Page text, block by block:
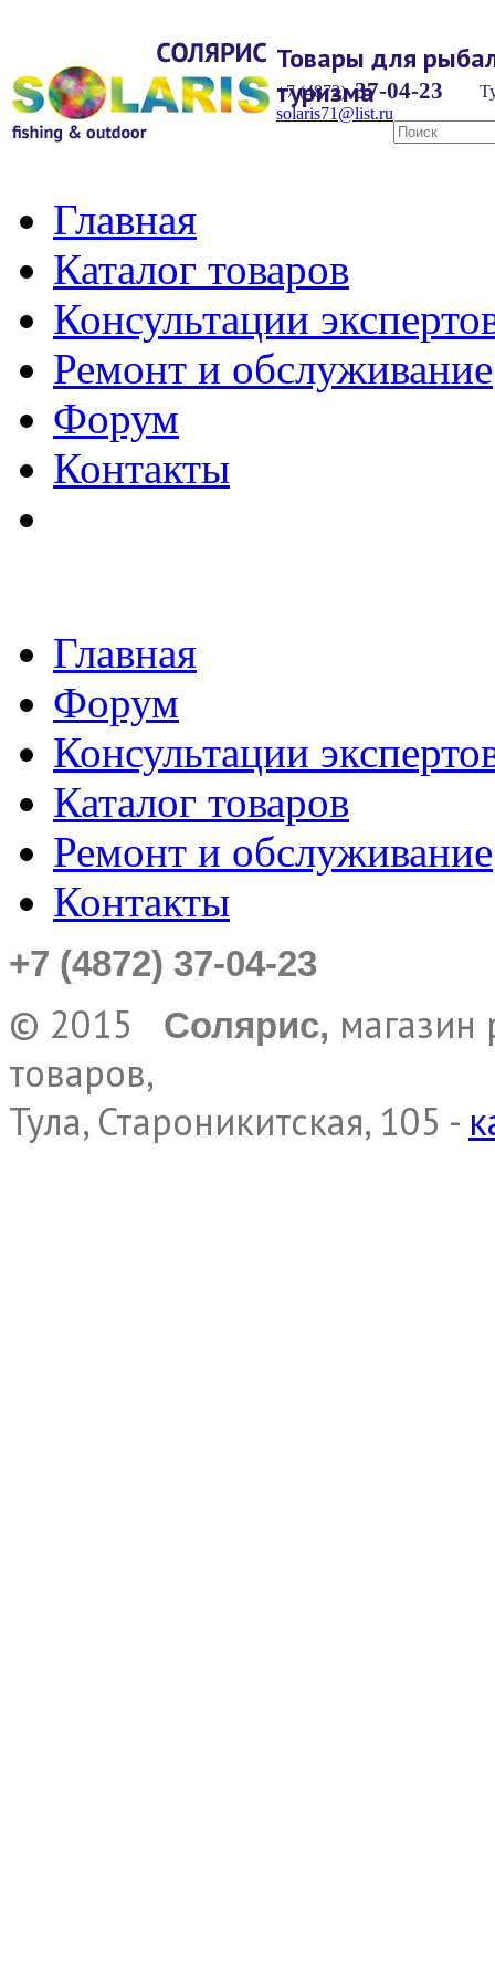
Товары для
туризма
+7 (4872) 37-04-23
solaris71@list.ru
Главная
Каталог товаров
Консультации
Ремонт и обслуживание
Форум
Контакты
Главная
Форум
Консультации
Каталог товаров
Ремонт и обслуживание
Контакты
+7 (4872) 37-04-23
© 2015 Солярис, магазин
товаров,
Тула, Староникитская, 105 -